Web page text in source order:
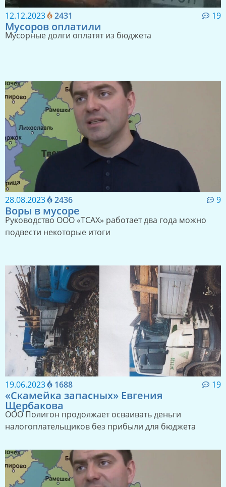
12.12.2023 2431 19
Мусоров оплатили
Мусорные долги оплатят из бюджета
28.08.2023 2436 9
Воры в мусоре
Руководство ООО «ТСАХ» работает два года можно
подвести некоторые итоги
19.06.2023 1688 19
«Скамейка запасных» Евгения
Щербакова
ООО Полигон продолжает осваивать деньги
налогоплательщиков без прибыли для бюджета